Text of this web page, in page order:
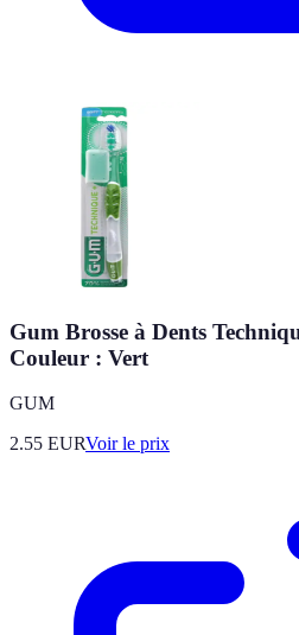
Gum Brosse à Dents
Couleur : Vert
GUM
2.55 EURVoir le prix